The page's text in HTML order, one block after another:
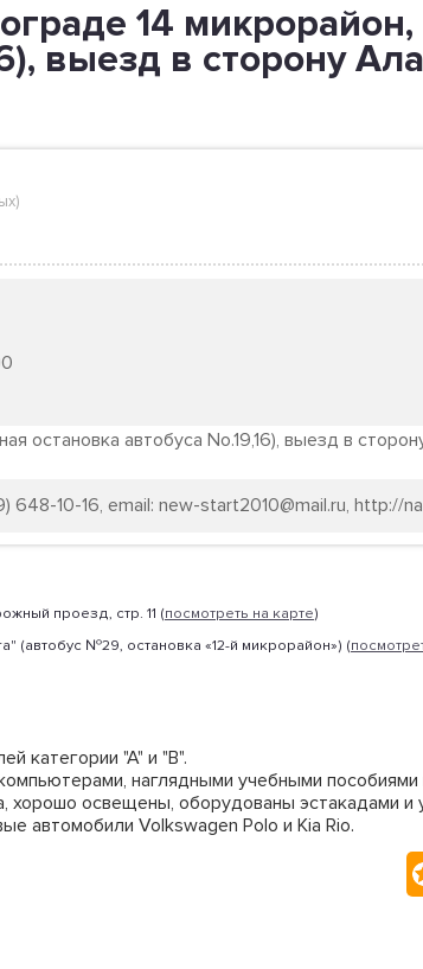
14 микрорайон,
выезд в сторону
)
остановка автобуса No.19,16), выезд в
10-16, email: new-start2010@mail.ru, http://
проезд, стр. 11 (посмотреть на карте)
(автобус №29, остановка «12-й микрорайон») (
категории "А" и "В".
наглядными учебными
освещены, оборудованы эстакадами и
автомобили Volkswagen Polo и Kia Rio.